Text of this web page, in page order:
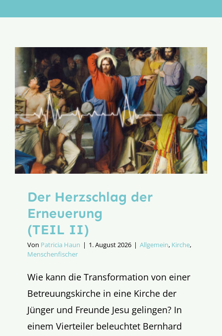
Aktion
Der Herzschlag der
Erneuerung
(TEIL II)
Von Patricia Haun | 1. August 2026 | Allgemein, Kirche,
Menschenfischer
Wie kann die Transformation von einer
Betreuungskirche in eine Kirche der
Jünger und Freunde Jesu gelingen? In
einem Vierteiler beleuchtet Bernhard